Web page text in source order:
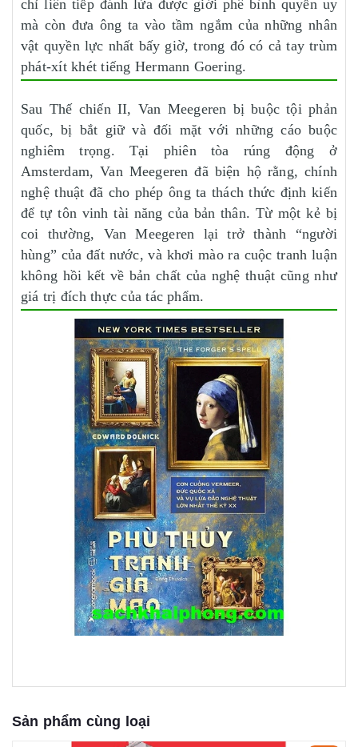
chỉ liên tiếp đánh lừa được giới phê bình quyền uy
mà còn đưa ông ta vào tầm ngắm của những nhân
vật quyền lực nhất bấy giờ, trong đó có cả tay trùm
phát-xít khét tiếng Hermann Goering.
Sau Thế chiến II, Van Meegeren bị buộc tội phản
quốc, bị bắt giữ và đối mặt với những cáo buộc
nghiêm trọng. Tại phiên tòa rúng động ở
Amsterdam, Van Meegeren đã biện hộ rằng, chính
nghệ thuật đã cho phép ông ta thách thức định kiến
để tự tôn vinh tài năng của bản thân. Từ một kẻ bị
coi thường, Van Meegeren lại trở thành “người
hùng” của đất nước, và khơi mào ra cuộc tranh luận
không hồi kết về bản chất của nghệ thuật cũng như
giá trị đích thực của tác phẩm.
Sản phẩm cùng loại